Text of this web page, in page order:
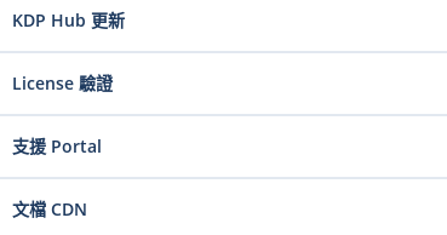
KDP Hub 更新
License 驗證
支援 Portal
文檔 CDN